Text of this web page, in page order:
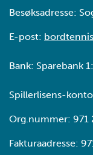
Besøksadresse:
E-post:
Bank: Sparebank
Spillerlisens-
Org.nummer: 971
Fakturaadresse: